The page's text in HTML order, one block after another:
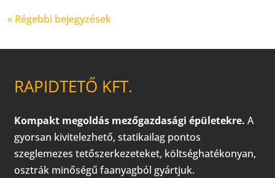
« Régebbi bejegyzések
RAPIDTETŐ KFT.
Kompakt megoldás mezőgazdasági épületekre. A
gyorsan kivitelezhető, statikailag pontos
szeglemezes tetőszerkezeteket, költséghatékonyan,
osztrák minőségű faanyagból gyártjuk.